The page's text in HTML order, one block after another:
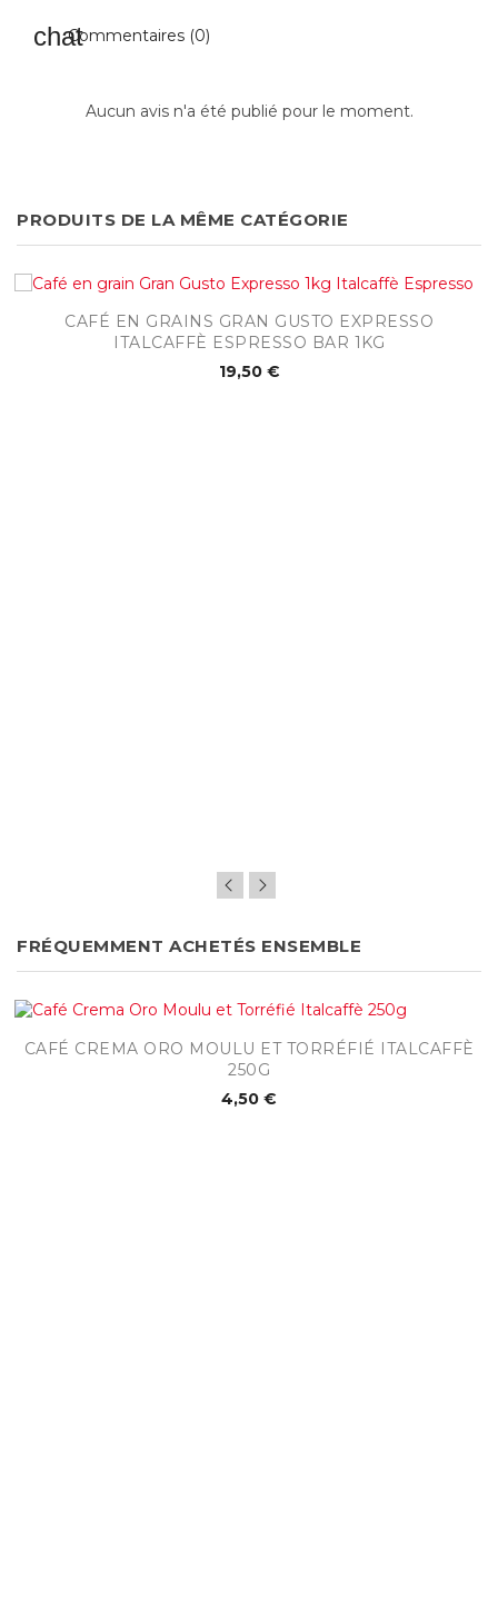
Commentaires (0)
Aucun avis n'a été publié pour le moment.
PRODUITS DE LA MÊME CATÉGORIE
CAFÉ EN GRAINS GRAN GUSTO EXPRESSO
ITALCAFFÈ ESPRESSO BAR 1KG
19,50 €
FRÉQUEMMENT ACHETÉS ENSEMBLE
CAFÉ CREMA ORO MOULU ET TORRÉFIÉ ITALCAFFÈ
250G
4,50 €